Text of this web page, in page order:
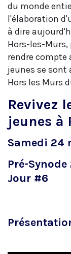
du monde
l'élaboration
à dire
Hors-les-Murs,
rendre compte
jeunes se sont
Hors les Murs
Revivez
jeunes à
Samedi 24
Pré-Synode
Jour #6